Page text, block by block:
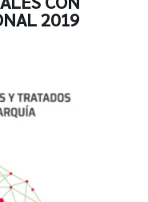
2019